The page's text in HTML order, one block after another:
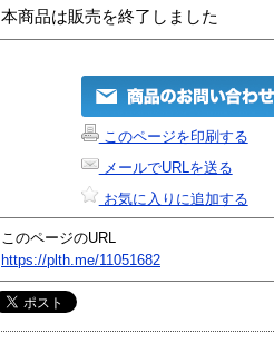
本商品は販売を終了しました
このページを印刷する
メールでURLを送る
お気に入りに追加する
このページのURL
https://plth.me/11051682